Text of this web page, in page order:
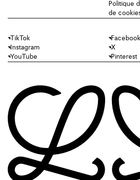
Politique
de
TikTok
Facebook
Instagram
X
YouTube
Pinterest